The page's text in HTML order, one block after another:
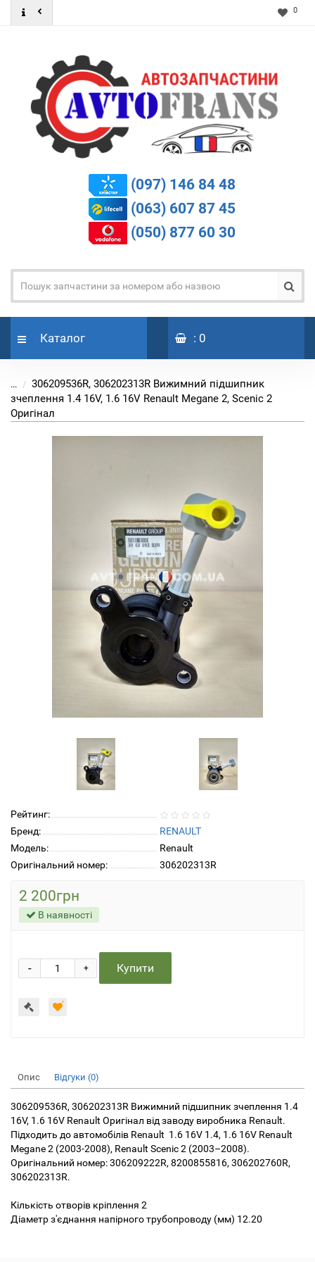
0
(097) 146 84 48
(063) 607 87 45
(050) 877 60 30
Каталог : 0
...
306209536R, 306202313R Вижимний підшипник
зчеплення 1.4 16V, 1.6 16V Renault Megane 2, Scenic 2
Оригінал
Рейтинг:
Бренд:
RENAULT
Модель:
Renault
Оригінальний номер:
306202313R
2 200грн
В наявності
+
- Купити
Опис Відгуки (0)
306209536R, 306202313R Вижимний підшипник зчеплення 1.4
16V, 1.6 16V Renault Оригінал від заводу виробника Renault.
Підходить до автомобілів Renault 1.6 16V 1.4, 1.6 16V Renault
Megane 2 (2003-2008), Renault Scenic 2 (2003–2008).
Оригінальний номер: 306209222R, 8200855816, 306202760R,
306202313R.
Кількість отворів кріплення 2
Діаметр з'єднання напірного трубопроводу (мм) 12.20